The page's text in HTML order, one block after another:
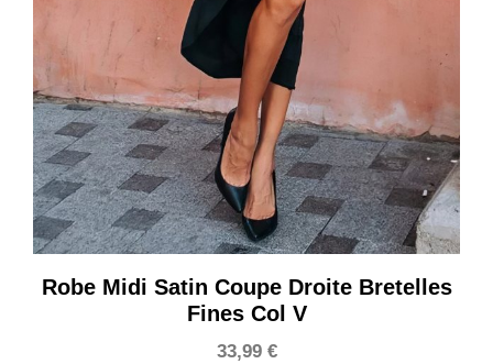
Robe Midi Satin Coupe Droite Bretelles
Fines Col V
33,99 €